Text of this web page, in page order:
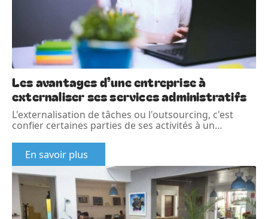
Les avantages d’une entreprise à
externaliser ses services administratifs
L'externalisation de tâches ou l'outsourcing, c'est
confier certaines parties de ses activités à un…
En savoir plus